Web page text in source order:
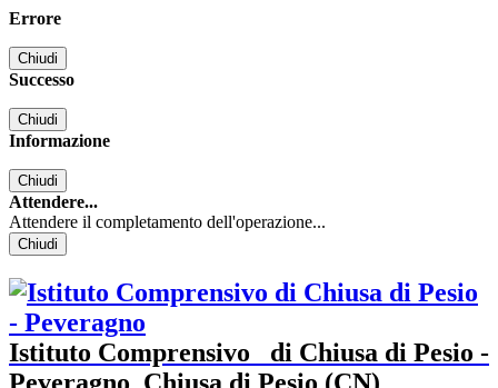
Errore
Chiudi
Successo
Chiudi
Informazione
Chiudi
Attendere...
Attendere il completamento dell'operazione...
Chiudi
Istituto Comprensivo
di Chiusa di Pesio -